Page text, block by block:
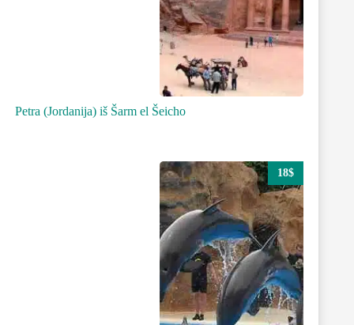
Petra (Jordanija) iš Šarm el Šeicho
18$